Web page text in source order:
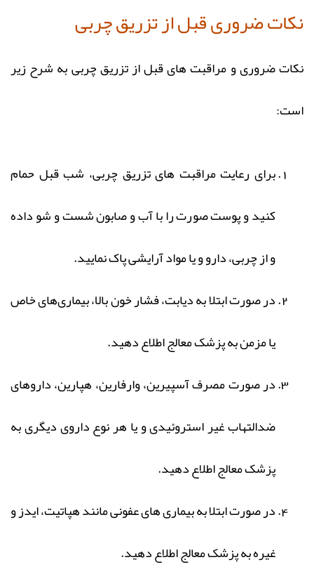
نکات ضروری قبل از تزریق چربی
نکات ضروری و مراقبت های قبل از تزریق چربی به شرح زیر
است:
برای رعایت مراقبت های تزریق چربی، شب قبل حمام
کنید و پوست صورت را با آب و صابون شست و شو داده
و از چربی، دارو و یا مواد آرایشی پاک نمایید.
در صورت ابتلا به دیابت، فشار خون بالا، بیماری‌های خاص
یا مزمن به پزشک معالج اطلاع دهید.
در صورت مصرف آسپیرین، وارفارین، هپارین، داروهای
ضدالتهاب غیر استروئیدی و یا هر نوع داروی دیگری به
پزشک معالج اطلاع دهید.
در صورت ابتلا به بیماری های عفونی مانند هپاتیت، ایدز و
غیره به پزشک معالج اطلاع دهید.